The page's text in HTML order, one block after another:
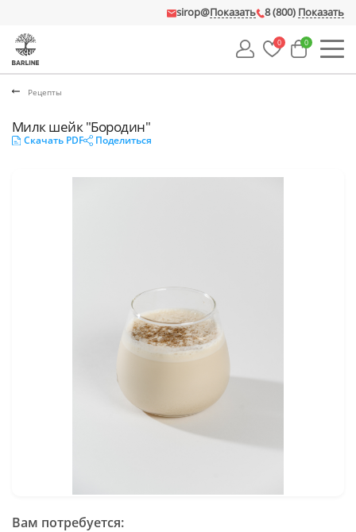
sirop@Показать 8 (800) Показать
0 0
Рецепты
Милк шейк "Бородин"
Скачать PDF Поделиться
Вам потребуется: